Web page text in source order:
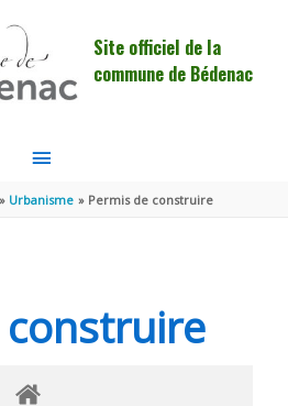
Site officiel de la
commune de Bédenac
MENU
PRINCIPAL
Urbanisme Permis de construire